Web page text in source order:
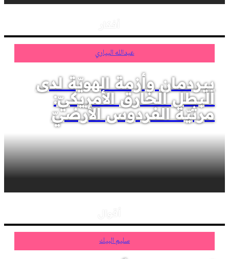
عبدالله البياري
بيردمان وأزمة الهويّة لدى
البطل الخارق الأمريكيّ:
مرثيّة الفردوس الأرضيّ
سليم البيك